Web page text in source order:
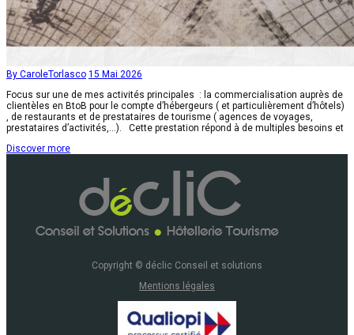
By CaroleTorlasco 15 Mai 2026
Focus sur une de mes activités principales : la commercialisation auprès de
clientèles en BtoB pour le compte d’hébergeurs ( et particulièrement d’hôtels)
, de restaurants et de prestataires de tourisme ( agences de voyages,
prestataires d’activités,…). Cette prestation répond à de multiples besoins et
Discover more
Copyright © déclic Conseil et solutions
Mentions légales